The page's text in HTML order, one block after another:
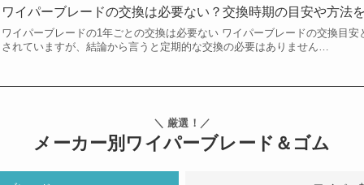
ワイパーブレードの交換は必要ない？交換時期の目安や方法
ワイパーブレードの1年ごとの交換は必要ない ワイパーブレードの交換目
されていますが、結論から言うと定期的な交換の必要はありません…
＼ 厳選！／
メーカー別ワイパーブレード＆ゴム